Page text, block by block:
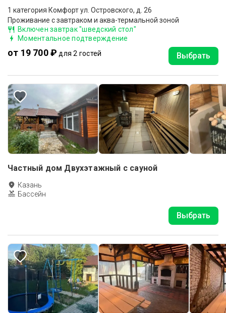
1 категория Комфорт ул. Островского, д. 26
Проживание с завтраком и аква-термальной зоной
Включен завтрак "шведский стол"
Моментальное подтверждение
от 19 700 ₽ для 2 гостей Выбрать
Частный дом Двухэтажный с сауной
Казань
Бассейн
Выбрать